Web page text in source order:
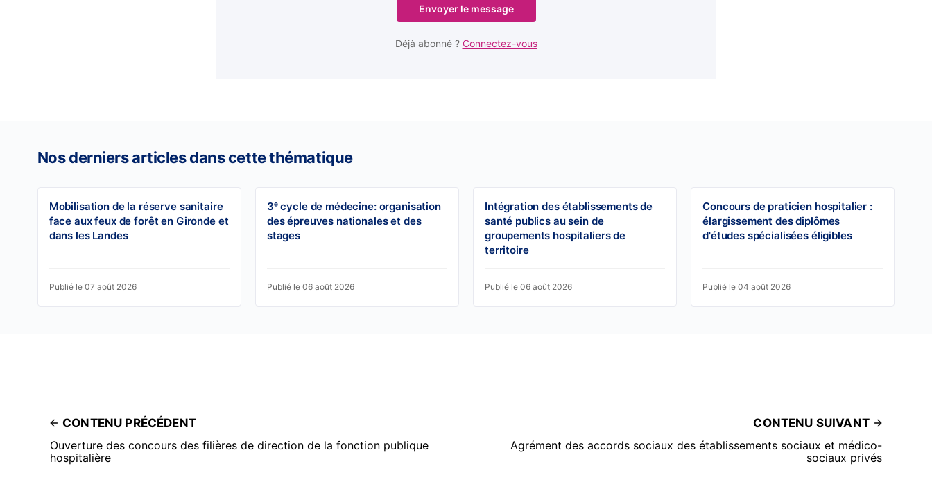
Envoyer le message
Déjà abonné ? Connectez-vous
Nos derniers articles dans cette thématique
Mobilisation de la réserve sanitaire
face aux feux de forêt en Gironde et
dans les Landes
Publié le 07 août 2026
3ᵉ cycle de médecine: organisation
des épreuves nationales et des
stages
Publié le 06 août 2026
Intégration des établissements de
santé publics au sein de
groupements hospitaliers de
territoire
Publié le 06 août 2026
Concours de praticien hospitalier :
élargissement des diplômes
d'études spécialisées éligibles
Publié le 04 août 2026
CONTENU PRÉCÉDENT
Ouverture des concours des filières de direction de la fonction publique
hospitalière
CONTENU SUIVANT
Agrément des accords sociaux des établissements sociaux et médico-
sociaux privés